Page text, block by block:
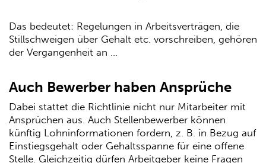
Das bedeutet: Regelungen in Arbeitsverträgen, die
Stillschweigen über Gehalt etc. vorschreiben, gehören
der Vergangenheit an …
Auch Bewerber haben Ansprüche
Dabei stattet die Richtlinie nicht nur Mitarbeiter mit
Ansprüchen aus. Auch Stellenbewerber können
künftig Lohninformationen fordern, z. B. in Bezug auf
Einstiegsgehalt oder Gehaltsspanne für eine offene
Stelle. Gleichzeitig dürfen Arbeitgeber keine Fragen